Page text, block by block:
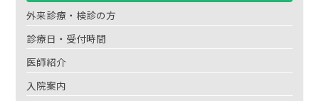
外来診療・検診の方
診療日・受付時間
医師紹介
入院案内